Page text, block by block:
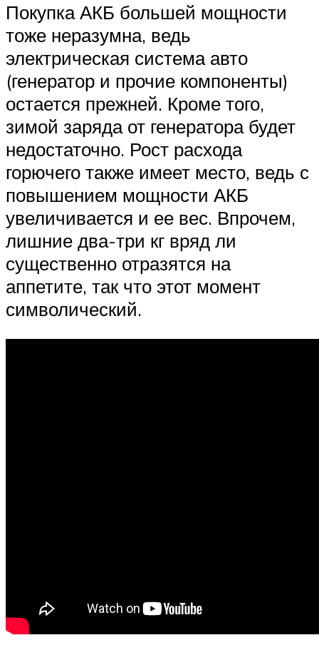
Покупка АКБ большей мощности
тоже неразумна, ведь
электрическая система авто
(генератор и прочие компоненты)
остается прежней. Кроме того,
зимой заряда от генератора будет
недостаточно. Рост расхода
горючего также имеет место, ведь с
повышением мощности АКБ
увеличивается и ее вес. Впрочем,
лишние два-три кг вряд ли
существенно отразятся на
аппетите, так что этот момент
символический.